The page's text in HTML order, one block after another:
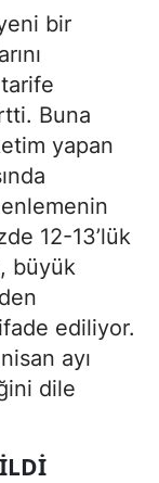
bir
Buna
yapan
12-13’lük
büyük
ediliyor.
ayı
dile